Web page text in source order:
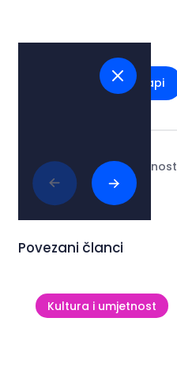
Pogledaj na mapi
Tags: #kultura i umjetnost
Povezani članci
Kultura i umjetnost